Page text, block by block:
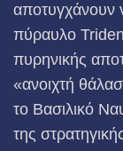
αποτυγχάνουν
πύραυλο
πυρηνικής
«ανοιχτή
το Βασιλικό
της